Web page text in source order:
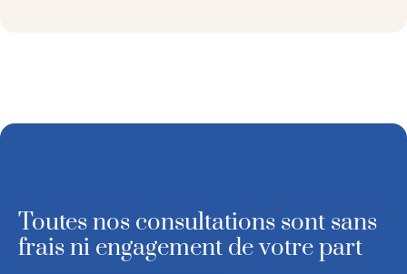
Toutes nos consultations sont sans
frais ni engagement de votre part